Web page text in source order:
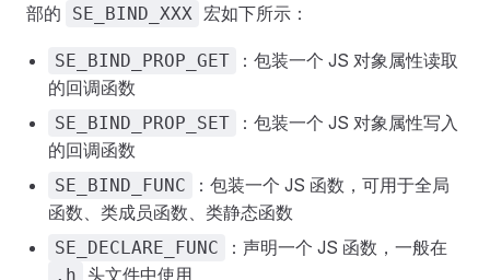
部的
SE_BIND_XXX 宏如下所示：
SE_BIND_PROP_GET
：包装一个 JS 对象属性读取
的回调函数
SE_BIND_PROP_SET
：包装一个 JS 对象属性写入
的回调函数
SE_BIND_FUNC
：包装一个 JS 函数，可用于全局
函数、类成员函数、类静态函数
SE_DECLARE_FUNC ：声明一个 JS 函数，一般在
.h 头文件中使用